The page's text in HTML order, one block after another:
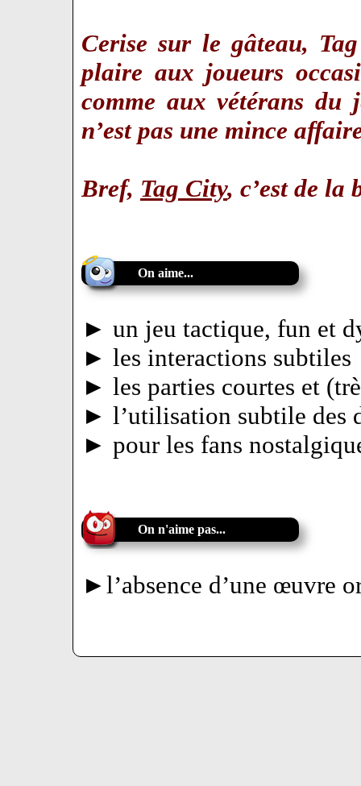
Cerise sur le gâteau,
plaire aux joueurs
comme aux vétérans
n’est pas une mince
Bref, Tag City, c’est de
On aime...
► un jeu tactique, fun et
► les interactions subtiles
► les parties courtes et
► l’utilisation subtile des
► pour les fans
On n'aime pas...
►l’absence d’une œuvre